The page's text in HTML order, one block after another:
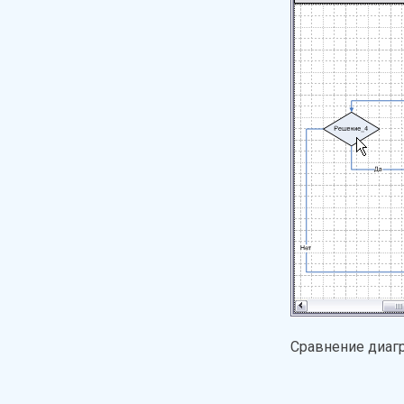
Сравнение